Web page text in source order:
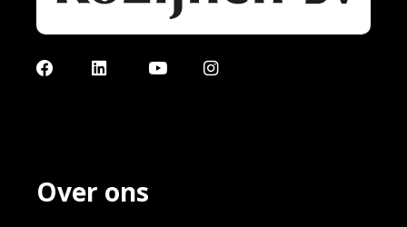
FacebookLinkedInYouTubeInstagram
Over ons